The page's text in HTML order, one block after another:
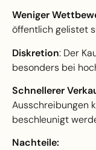
Weniger
öffentlich gelistet
Diskretion: Der
besonders bei
Schnellerer
Ausschreibungen
beschleunigt
Nachteile: